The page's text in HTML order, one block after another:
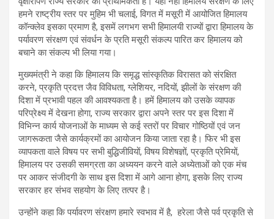
हमने राष्ट्रीय स्तर पर मुहिम भी चलाई, विगत में मसूरी में आयोजित हिमालय
कॉन्क्लेव इसका प्रमाण है, इसमें लगभग सभी हिमालयी राज्यों द्वारा हिमालय के
पर्यावरण संरक्षण एवं संवर्धन के प्रति मसूरी संकल्प पारित कर हिमालय को
बचाने का संकल्प भी लिया गया।
मुख्यमंत्री ने कहा कि हिमालय कि समृद्ध सांस्कृतिक विरासत को संरक्षित
करने, प्रकृति प्रदत्त जैव विविधता, ग्लेशियर, नदियों, झीलों के संरक्षण की
दिशा में प्रभावी पहल की आवश्यकता है। हमें हिमालय को उसके व्यापक
परिप्रेक्ष्य में देखना होगा, राज्य सरकार द्वारा अपने स्तर पर इस दिशा में
विभिन्न कार्य योजनाओं के माध्यम से कई स्तरों पर विचार गोष्ठियों एवं जन
जागरूकता जैसे कार्यक्रमों का आयोजन किया जाता रहा है। फिर भी इस
व्यापकता वाले विषय पर सभी बुद्धिजीवियों, विषय विशेषज्ञों, प्रकृति प्रेमियों,
हिमालय पर उसकी समग्रता का अध्ययन करने वाले अध्येताओं को एक मंच
पर आकर संजीदगी के साथ इस दिशा में आगे आना होगा, इसके लिए राज्य
सरकार हर संभव सहयोग के लिए तत्पर है।
उन्होंने कहा कि पर्यावरण संरक्षण हमारे स्वभाव में है, हरेला जैसे पर्व प्रकृति से